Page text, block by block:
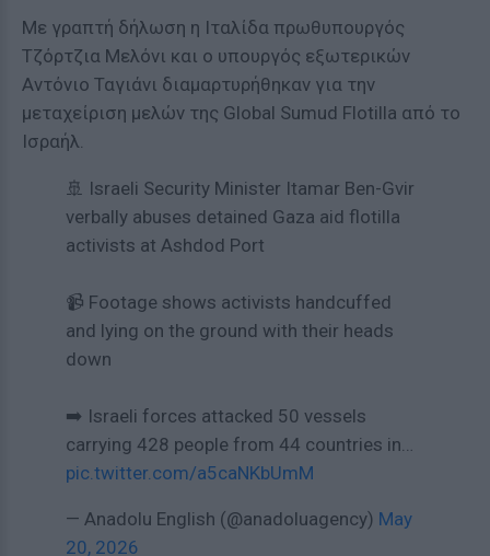
Με γραπτή δήλωση η Ιταλίδα πρωθυπουργός
Τζόρτζια Μελόνι και ο υπουργός εξωτερικών
Αντόνιο Ταγιάνι διαμαρτυρήθηκαν για την
μεταχείριση μελών της Global Sumud Flotilla από το
Ισραήλ.
🚢 Israeli Security Minister Itamar Ben-Gvir
verbally abuses detained Gaza aid flotilla
activists at Ashdod Port
📹 Footage shows activists handcuffed
and lying on the ground with their heads
down
➡️ Israeli forces attacked 50 vessels
carrying 428 people from 44 countries in…
pic.twitter.com/a5caNKbUmM
— Anadolu English (@anadoluagency) May
20, 2026